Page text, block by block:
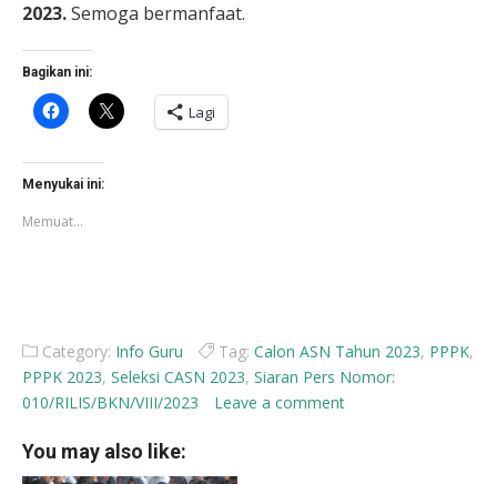
2023.Semoga bermanfaat.
Bagikan ini:
Klik
untuk
Facebook(Membuka
di
jendela
baru)
Klik
untuk
berbagi
Lagi
Menyukai ini:
Memuat...
Category: Info Guru Tag: Calon ASN Tahun 2023, PPPK,
PPPK 2023, Seleksi CASN 2023, Siaran Pers Nomor:
010/RILIS/BKN/VIII/2023
Leave a comment
You may also like: